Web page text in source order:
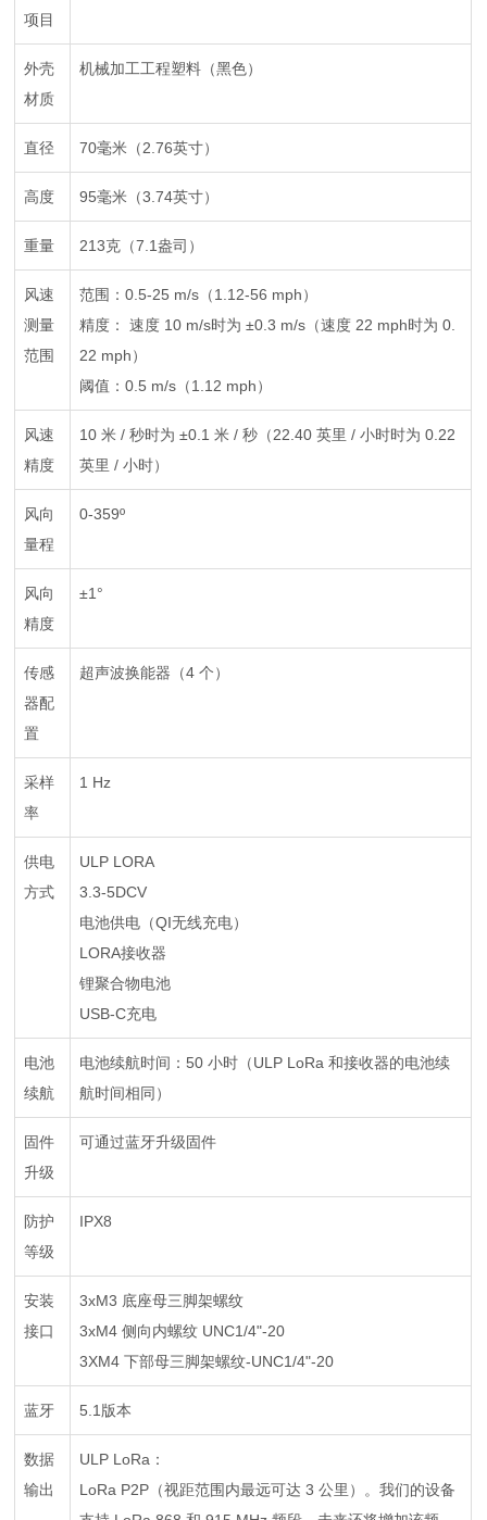
项目
外壳
材质
机械加工工程塑料（黑色）
直径 70毫米（2.76英寸）
高度 95毫米（3.74英寸）
重量 213克（7.1盎司）
风速
测量
范围
范围：0.5-25 m/s（1.12-56 mph）
精度： 速度 10 m/s时为 ±0.3 m/s（速度 22 mph时为 0.
22 mph）
阈值：0.5 m/s（1.12 mph）
风速
精度
10 米 / 秒时为 ±0.1 米 / 秒（22.40 英里 / 小时时为 0.22
英里 / 小时）
风向
量程
0-359º
风向
精度
±1°
传感
器配
置
超声波换能器（4 个）
采样
率
1 Hz
供电
方式
ULP LORA
3.3-5DCV
电池供电（QI无线充电）
LORA接收器
锂聚合物电池
USB-C充电
电池
续航
电池续航时间：50 小时（ULP LoRa 和接收器的电池续
航时间相同）
固件
升级
可通过蓝牙升级固件
防护
等级
IPX8
安装
接口
3xM3 底座母三脚架螺纹
3xM4 侧向内螺纹 UNC1/4"-20
3XM4 下部母三脚架螺纹-UNC1/4"-20
蓝牙 5.1版本
数据
输出
ULP LoRa：
LoRa P2P（视距范围内最远可达 3 公里）。我们的设备